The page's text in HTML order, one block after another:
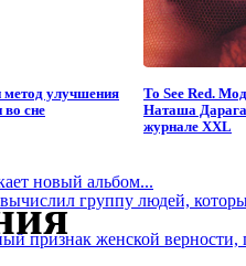
метод улучшения
во сне
To See Red.
Наташа
журнале XXL
новый альбом...
группу людей,
признак женской